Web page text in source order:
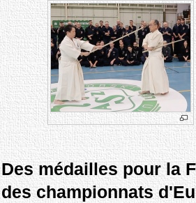
Des médailles pour la
des championnats